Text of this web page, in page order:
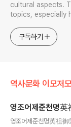
cultural aspects.
topics, especially
approach will be
generalized
구독하기
역사문화 이모저모
영조어제준천명
영조어제준천명英祖